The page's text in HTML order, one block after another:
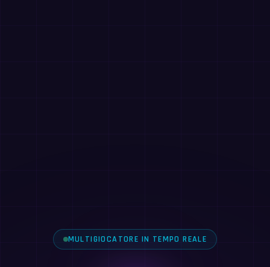
MULTIGIOCATORE IN TEMPO REALE